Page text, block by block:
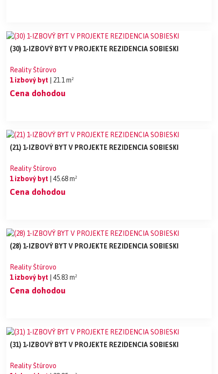
(30) 1-IZBOVÝ BYT V PROJEKTE REZIDENCIA SOBIESKI
Reality Štúrovo
1 izbový byt | 21.1 m²
Cena dohodou
(21) 1-IZBOVÝ BYT V PROJEKTE REZIDENCIA SOBIESKI
Reality Štúrovo
1 izbový byt | 45.68 m²
Cena dohodou
(28) 1-IZBOVÝ BYT V PROJEKTE REZIDENCIA SOBIESKI
Reality Štúrovo
1 izbový byt
| 45.83 m²
Cena dohodou
(31) 1-IZBOVÝ BYT V PROJEKTE REZIDENCIA SOBIESKI
Reality Štúrovo